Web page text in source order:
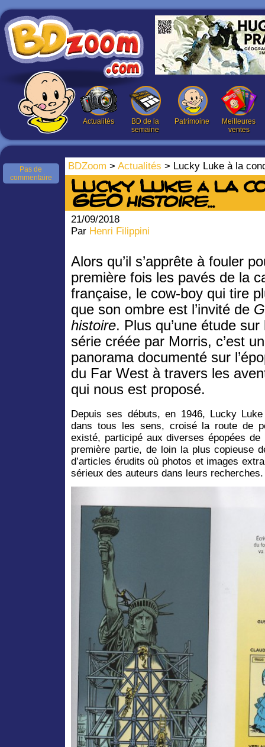
Actualités
BD de la
semaine
Patrimoine
Meilleures
ventes
BDZoom > Actualités > Lucky Luke à la
Pas de
commentaire
Lucky Luke à la
GEO histoire…
21/09/2018
Par Henri Filippini
Alors qu’il s’apprête à fouler
première fois les pavés de la
française, le cow-boy qui tire
que son ombre est l’invité de
histoire. Plus qu’une étude sur
série créée par Morris, c’est un
panorama documenté sur
du Far West à travers les
qui nous est proposé.
Depuis ses débuts, en 1946, Lucky
dans tous les sens, croisé la route de
existé, participé aux diverses épopées
première partie, de loin la plus copieuse
d’articles érudits où photos et images
sérieux des auteurs dans leurs recherches.